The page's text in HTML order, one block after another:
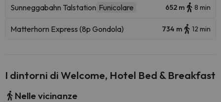
Sunneggabahn Talstation Funicolare 652 m 8 min
Matterhorn Express (8p Gondola) 734 m 12 min
I dintorni di Welcome, Hotel Bed & Breakfast
Nelle vicinanze